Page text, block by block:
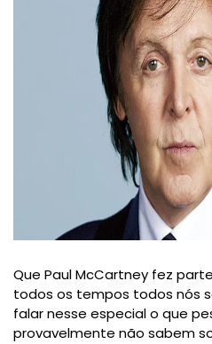
Que Paul McCartney fez
todos os tempos todos nós
falar nesse especial o que
provavelmente não sabem